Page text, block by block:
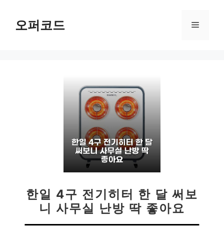
오퍼코드 메
한일 4구 전기히터 한 달 써보
니 사무실 난방 딱 좋아요